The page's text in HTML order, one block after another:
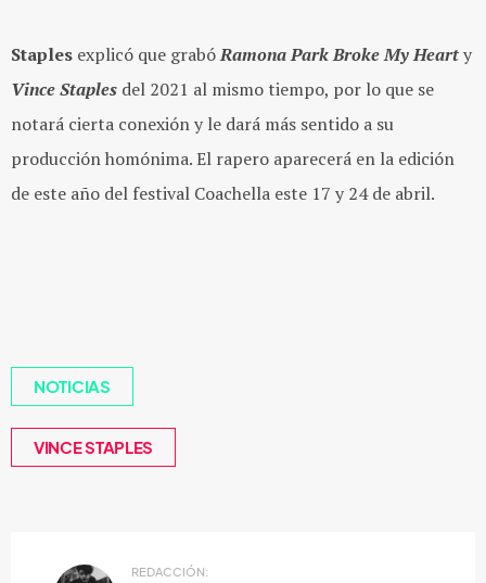
Staples explicó que grabóRamona Park Broke My Hearty
Vince Staples del 2021 al mismo tiempo, por lo que se
notará cierta conexión y le dará más sentido a su
producción homónima. El rapero aparecerá en la edición
de este año del festival Coachella este 17 y 24 de abril.
NOTICIAS
VINCE STAPLES
REDACCIÓN: